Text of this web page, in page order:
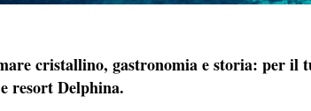
cristallino, gastronomia e storia: per
resort Delphina.